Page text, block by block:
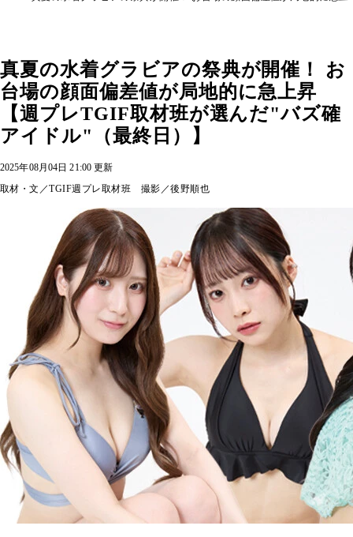
真夏の水着グラビアの祭典が開催！ お
台場の顔面偏差値が局地的に急上昇
【週プレTGIF取材班が選んだ"バズ確
アイドル"（最終日）】
2025年08月04日 21:00 更新
取材・文／TGIF週プレ取材班 撮影／後野順也